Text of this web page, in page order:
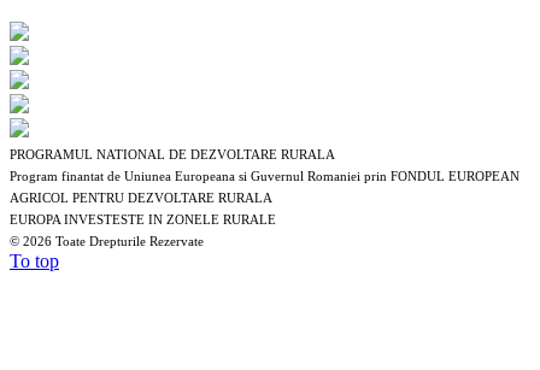
PROGRAMUL NATIONAL DE DEZVOLTARE RURALA
Program finantat de Uniunea Europeana si Guvernul Romaniei prin FONDUL EUROPEAN
AGRICOL PENTRU DEZVOLTARE RURALA
EUROPA INVESTESTE IN ZONELE RURALE
© 2026 Toate Drepturile Rezervate
To top